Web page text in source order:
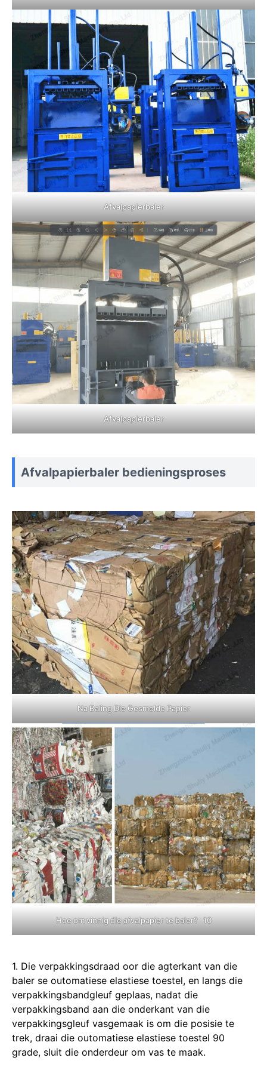
Afvalpapierbaler
Afvalpapierbaler
Afvalpapierbaler bedieningsproses
Na Baling Die Gesmelde Papier
Hoe om vinnig die afvalpapier te baler? 10
1. Die verpakkingsdraad oor die agterkant van die
baler se outomatiese elastiese toestel, en langs die
verpakkingsbandgleuf geplaas, nadat die
verpakkingsband aan die onderkant van die
verpakkingsgleuf vasgemaak is om die posisie te
trek, draai die outomatiese elastiese toestel 90
grade, sluit die onderdeur om vas te maak.